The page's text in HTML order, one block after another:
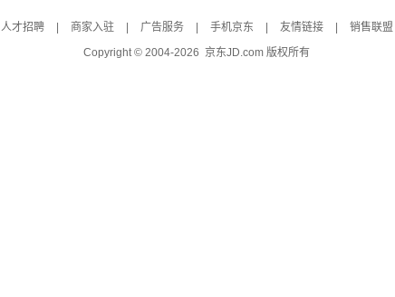
人才招聘 商家入驻 广告服务 手机京东 友情链接 销售联盟
Copyright © 2004-2026 京东JD.com 版权所有